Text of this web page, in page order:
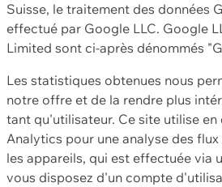
Suisse, le traitement des données
effectué par Google LLC. Google
Limited sont ci-après dénommés
Les statistiques obtenues nous
notre offre et de la rendre plus
tant qu'utilisateur. Ce site utilise
Analytics pour une analyse des
les appareils, qui est effectuée via
vous disposez d'un compte